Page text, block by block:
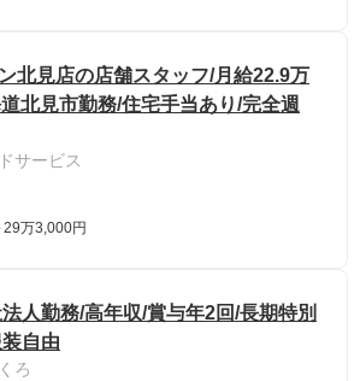
北見店の店舗スタッフ/月給22.9万
北見市勤務/住宅手当あり/完全週
サービス
29万3,000円
人勤務/高年収/賞与年2回/長期特別
自由
ろ